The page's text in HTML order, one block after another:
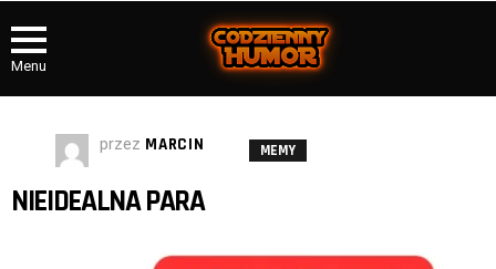
Menu
przez MARCIN MEMY
NIEIDEALNA PARA